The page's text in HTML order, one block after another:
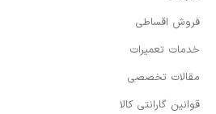
فروش اقساطی
خدمات تعمیرات
مقالات تخصصی
قوانین گارانتی کالا